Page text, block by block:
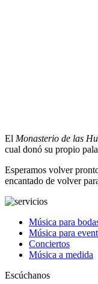
El Monasterio de las
cual donó su propio
Esperamos volver
encantado de volver
Música para
Música para
Conciertos
Música a medida
Escúchanos